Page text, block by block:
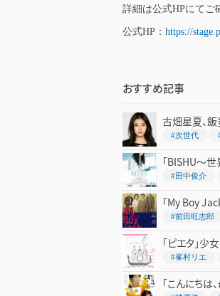
詳細は公式HPにてご
公式HP： https://
おすすめ記事
古畑星夏、
#次世代
「BISHU～
#田中俊介
「My Boy
#前田旺志郎
「ピエタ」
#峯村リエ
「こんにちは